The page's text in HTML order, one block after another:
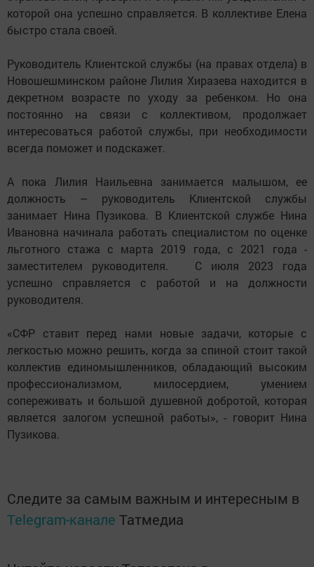
которой она успешно справляется. В коллективе Елена
быстро стала своей.
Руководитель Клиентской службы (на правах отдела) в
Новошешминском районе Лилия Хиразева находится в
декретном возрасте по уходу за ребенком. Но она
постоянно на связи с коллективом, продолжает
интересоваться работой службы, при необходимости
всегда поможет и подскажет.
А пока Лилия Наильевна занимается малышом, ее
должность – руководитель Клиентской службы
занимает Нина Пузикова. В Клиентской службе Нина
Ивановна начинала работать специалистом по оценке
льготного стажа с марта 2019 года, с 2021 года -
заместителем руководителя. С июля 2023 года
успешно справляется с работой и на должности
руководителя.
«СФР ставит перед нами новые задачи, которые с
легкостью можно решить, когда за спиной стоит такой
коллектив единомышленников, обладающий высоким
профессионализмом, милосердием, умением
сопереживать и большой душевной добротой, которая
является залогом успешной работы», - говорит Нина
Пузикова.
Следите за самым важным и интересным в
Telegram-канале Татмедиа